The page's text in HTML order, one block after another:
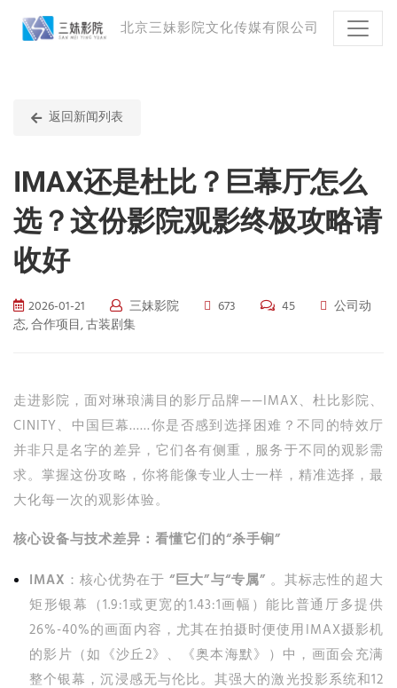
北京三妹影院文化传媒有限公司
返回新闻列表
IMAX还是杜比？巨幕厅怎么
选？这份影院观影终极攻略请
收好
2026-01-21 三妹影院 673 45
公司动
态, 合作项目, 古装剧集
走进影院，面对琳琅满目的影厅品牌——IMAX、杜比影院、
CINITY、中国巨幕……你是否感到选择困难？不同的特效厅
并非只是名字的差异，它们各有侧重，服务于不同的观影需
求。掌握这份攻略，你将能像专业人士一样，精准选择，最
大化每一次的观影体验。
核心设备与技术差异：看懂它们的“杀手锏”
IMAX ：核心优势在于“巨大”与“专属” 。其标志性的超大
矩形银幕（1.9:1或更宽的1.43:1画幅）能比普通厅多提供
26%-40%的画面内容，尤其在拍摄时便使用IMAX摄影机
的影片（如《沙丘2》、《奥本海默》）中，画面会充满
整个银幕，沉浸感无与伦比。其强大的激光投影系统和12